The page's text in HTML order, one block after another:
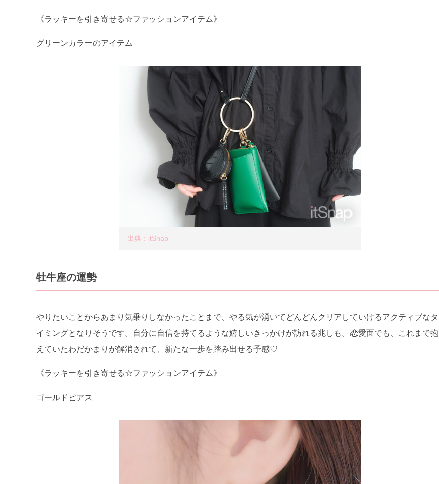
《ラッキーを引き寄せる☆ファッションアイテム》
グリーンカラーのアイテム
出典：itSnap
牡牛座の運勢
やりたいことからあまり気乗りしなかったことまで、やる気が湧いてどんどんクリアしていけるアクティブなタ
イミングとなりそうです。自分に自信を持てるような嬉しいきっかけが訪れる兆しも。恋愛面でも、これまで抱
えていたわだかまりが解消されて、新たな一歩を踏み出せる予感♡
《ラッキーを引き寄せる☆ファッションアイテム》
ゴールドピアス